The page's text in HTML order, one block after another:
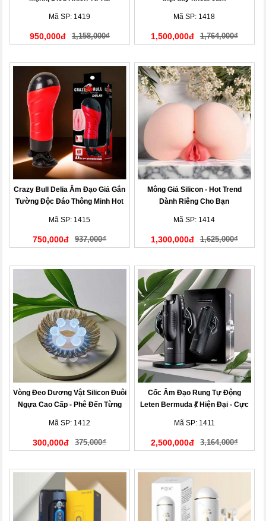
Mã SP: 1419
950,000đ 1,158,000₫
Mã SP: 1418
1,500,000đ 1,764,000₫
Crazy Bull Delia Âm Đạo Giả Gắn
Tường Độc Đáo Thông Minh Hot
Mã SP: 1415
750,000đ 937,000₫
Mông Giả Silicon - Hot Trend
Dành Riêng Cho Bạn
Mã SP: 1414
1,300,000đ 1,625,000₫
Vòng Đeo Dương Vật Silicon Đuôi
Ngựa Cao Cấp - Phê Đến Từng
Mã SP: 1412
300,000đ 375,000₫
Cốc Âm Đạo Rung Tự Động
Leten Bermuda 💃 Hiện Đại - Cực
Mã SP: 1411
2,500,000đ 3,164,000₫